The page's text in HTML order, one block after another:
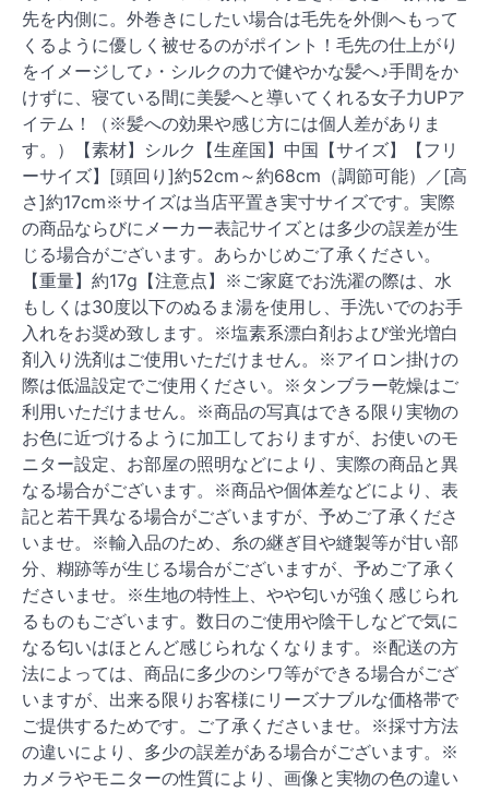
先を内側に。外巻きにしたい場合は毛先を外側へもって
くるように優しく被せるのがポイント！毛先の仕上がり
をイメージして♪・シルクの力で健やかな髪へ♪手間をか
けずに、寝ている間に美髪へと導いてくれる女子力UPア
イテム！（※髪への効果や感じ方には個人差がありま
す。）【素材】シルク【生産国】中国【サイズ】【フリ
ーサイズ】[頭回り]約52cm～約68cm（調節可能）／[高
さ]約17cm※サイズは当店平置き実寸サイズです。実際
の商品ならびにメーカー表記サイズとは多少の誤差が生
じる場合がございます。あらかじめご了承ください。
【重量】約17g【注意点】※ご家庭でお洗濯の際は、水
もしくは30度以下のぬるま湯を使用し、手洗いでのお手
入れをお奨め致します。※塩素系漂白剤および蛍光増白
剤入り洗剤はご使用いただけません。※アイロン掛けの
際は低温設定でご使用ください。※タンブラー乾燥はご
利用いただけません。※商品の写真はできる限り実物の
お色に近づけるように加工しておりますが、お使いのモ
ニター設定、お部屋の照明などにより、実際の商品と異
なる場合がございます。※商品や個体差などにより、表
記と若干異なる場合がございますが、予めご了承くださ
いませ。※輸入品のため、糸の継ぎ目や縫製等が甘い部
分、糊跡等が生じる場合がございますが、予めご了承く
ださいませ。※生地の特性上、やや匂いが強く感じられ
るものもございます。数日のご使用や陰干しなどで気に
なる匂いはほとんど感じられなくなります。※配送の方
法によっては、商品に多少のシワ等ができる場合がござ
いますが、出来る限りお客様にリーズナブルな価格帯で
ご提供するためです。ご了承くださいませ。※採寸方法
の違いにより、多少の誤差がある場合がございます。※
カメラやモニターの性質により、画像と実物の色の違い